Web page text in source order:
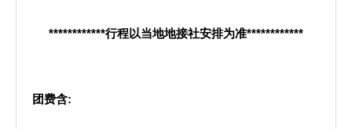
************行程以当地地接社安排为准************
团费含: